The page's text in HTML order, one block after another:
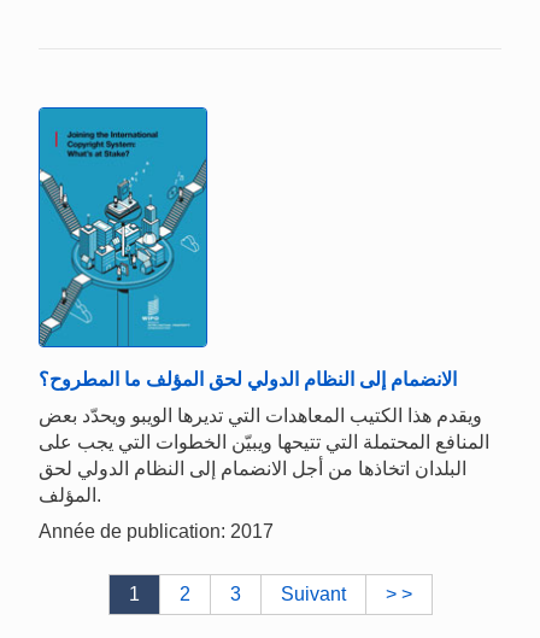
الانضمام إلى النظام الدولي لحق المؤلف ما المطروح؟
ويقدم هذا الكتيب المعاهدات التي تديرها الويبو ويحدّد بعض
المنافع المحتملة التي تتيحها ويبيّن الخطوات التي يجب على
البلدان اتخاذها من أجل الانضمام إلى النظام الدولي لحق
المؤلف.
Année de publication: 2017
1 2 3 Suivant > >